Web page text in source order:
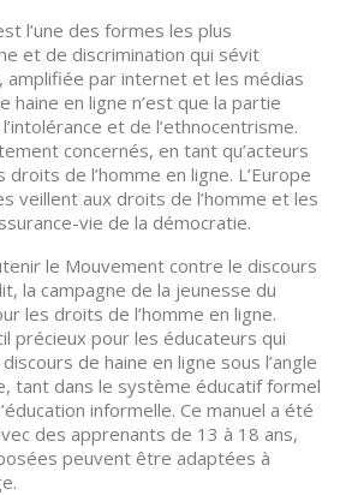
l’une des formes les plus
et de discrimination qui sévit
amplifiée par internet et les médias
haine en ligne n’est que la partie
et de l’ethnocentrisme.
concernés, en tant qu’acteurs
de l’homme en ligne. L’Europe
veillent aux droits de l’homme et les
vie de la démocratie.
le Mouvement contre le discours
la campagne de la jeunesse du
les droits de l’homme en ligne.
précieux pour les éducateurs qui
de haine en ligne sous l’angle
tant dans le système éducatif formel
informelle. Ce manuel a été
des apprenants de 13 à 18 ans,
peuvent être adaptées à